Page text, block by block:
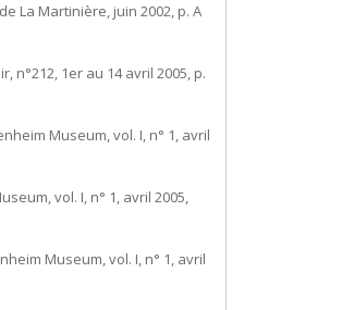
La Martinière, juin 2002, p. A
n°212, 1er au 14 avril 2005, p.
Museum, vol. I, n° 1, avril
vol. I, n° 1, avril 2005,
Museum, vol. I, n° 1, avril